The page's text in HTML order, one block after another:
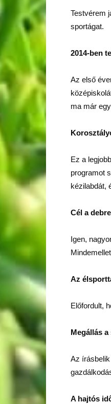
Testvérem
sportágat.
2014-ben
Az első
ma már
Ez a
programot
kézilabdát,
Cél a
Igen,
Az
Előfordult,
Megállás
Az
A hajtós